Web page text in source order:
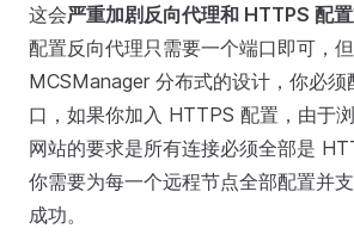
这会严重加剧反向代理和 HTTPS 配
配置反向代理只需要一个端口即可，
MCSManager 分布式的设计，你必须
口，如果你加入 HTTPS 配置，由于
网站的要求是所有连接必须全部是
你需要为每一个远程节点全部配置并
成功。